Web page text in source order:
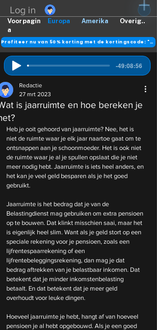
Log in
Europa Amerika Overig..
Voorpagin
a
Profiteer nu van 50% korting met de kortingscode: "DANK"
-49:08:56
is jaarruimte en hoe bereken je
Redactie
27 mrt 2023
Heb je ooit gehoord van jaarruimte? Nee, het is
niet de ruimte waar je elk jaar naartoe gaat om te
ontsnappen aan je schoonmoeder. Het is ook niet
de ruimte waar je al je spullen opslaat die je niet
meer nodig hebt. Jaarruimte is iets heel anders, en
het kan je veel geld besparen als je het goed
gebruikt.
Jaarruimte is het bedrag dat je van de
Belastingdienst mag gebruiken om extra pensioen
op te bouwen. Dat klinkt misschien saai, maar het
is eigenlijk heel slim. Want als je geld stort op een
speciale rekening voor je pensioen, zoals een
lijfrentespaarrekening of een
lijfrentebeleggingsrekening, dan mag je dat
bedrag aftrekken van je belastbaar inkomen. Dat
betekent dat je minder inkomstenbelasting
betaalt. En dat betekent dat je meer geld
overhoudt voor leuke dingen.
Hoeveel jaarruimte je hebt, hangt af van hoeveel
pensioen je al hebt opgebouwd. Als je een goed